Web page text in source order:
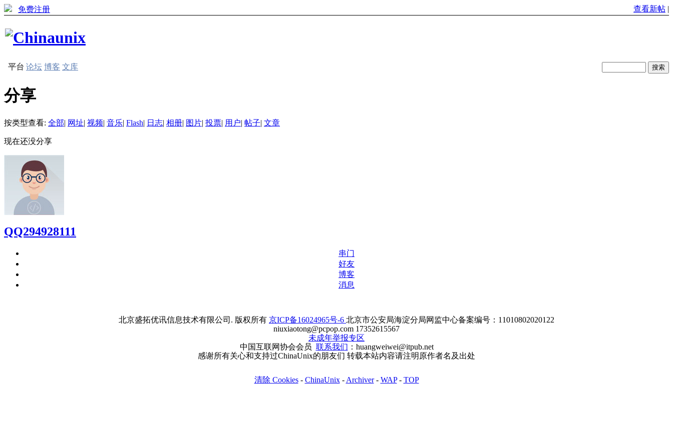
免费注册 查看新帖 |
平台 论坛 博客 文库
分享
按类型查看: 全部| 网址| 视频| 音乐| Flash| 日志| 相册| 图片| 投票| 用户| 帖子| 文章
现在还没分享
QQ294928111
串门
好友
博客
消息
北京盛拓优讯信息技术有限公司. 版权所有 京ICP备16024965号-6 北京市公安局海淀分局网监中心备案编号：11010802020122
niuxiaotong@pcpop.com 17352615567
未成年举报专区
中国互联网协会会员 联系我们 ：huangweiwei@itpub.net
感谢所有关心和支持过ChinaUnix的朋友们 转载本站内容请注明原作者名及出处
清除 Cookies- ChinaUnix- Archiver- WAP- TOP